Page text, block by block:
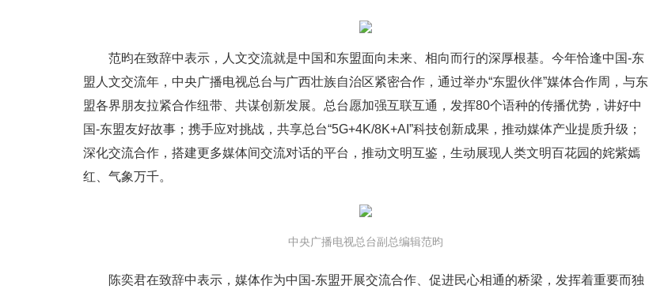
范昀在致辞中表示，人文交流就是中国和东盟面向未来、相向而行的深厚根基。今年恰逢中国-东
盟人文交流年，中央广播电视总台与广西壮族自治区紧密合作，通过举办“东盟伙伴”媒体合作周，与东
盟各界朋友拉紧合作纽带、共谋创新发展。总台愿加强互联互通，发挥80个语种的传播优势，讲好中
国-东盟友好故事；携手应对挑战，共享总台“5G+4K/8K+AI”科技创新成果，推动媒体产业提质升级；
深化交流合作，搭建更多媒体间交流对话的平台，推动文明互鉴，生动展现人类文明百花园的姹紫嫣
红、气象万千。
中央广播电视总台副总编辑范昀
陈奕君在致辞中表示，媒体作为中国-东盟开展交流合作、促进民心相通的桥梁，发挥着重要而独